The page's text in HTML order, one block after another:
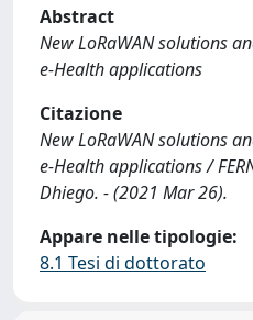
Abstract
New LoRaWAN solutions
e-Health applications
Citazione
New LoRaWAN solutions
e-Health applications /
Dhiego. - (2021 Mar 26).
Appare nelle tipologie:
8.1 Tesi di dottorato